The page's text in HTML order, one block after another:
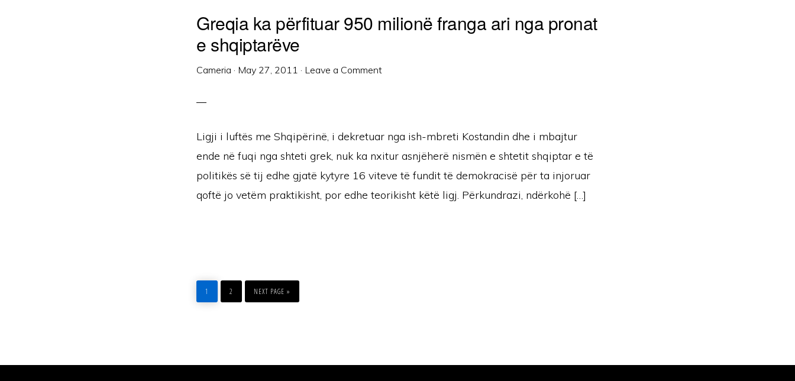
Greqia ka përfituar 950 milionë franga ari nga pronat
e shqiptarëve
Cameria · May 27, 2011 · Leave a Comment
Ligji i luftës me Shqipërinë, i dekretuar nga ish-mbreti Kostandin dhe i mbajtur
ende në fuqi nga shteti grek, nuk ka nxitur asnjëherë nismën e shtetit shqiptar e të
politikës së tij edhe gjatë kytyre 16 viteve të fundit të demokracisë për ta injoruar
qoftë jo vetëm praktikisht, por edhe teorikisht këtë ligj. Përkundrazi, ndërkohë […]
PAGE
1
PAGE
2
GO
TO
NEXT PAGE »